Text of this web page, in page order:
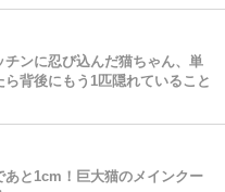
チンに忍び込んだ猫ちゃん、単
ら背後にもう1匹隠れていること
あと1cm！巨大猫のメインクー